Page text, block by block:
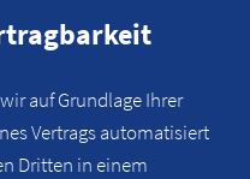
auf Grundlage Ihrer
Vertrags automatisiert
Dritten in einem